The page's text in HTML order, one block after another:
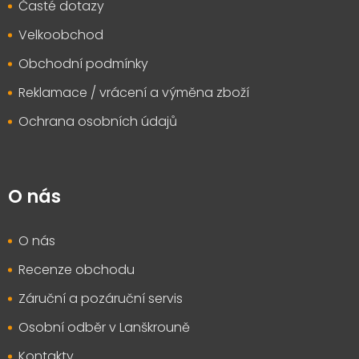
Časté dotazy
Velkoobchod
Obchodní podmínky
Reklamace / vrácení a výměna zboží
Ochrana osobních údajů
O nás
O nás
Recenze obchodu
Záruční a pozáruční servis
Osobní odběr v Lanškrouně